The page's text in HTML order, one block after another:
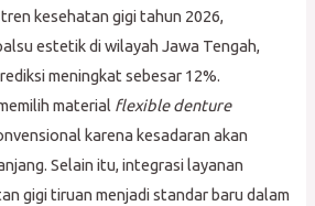
kesehatan gigi tahun 2026,
estetik di wilayah Jawa Tengah,
meningkat sebesar 12%.
material flexible denture
karena kesadaran akan
Selain itu, integrasi layanan
gigi tiruan menjadi standar baru dalam